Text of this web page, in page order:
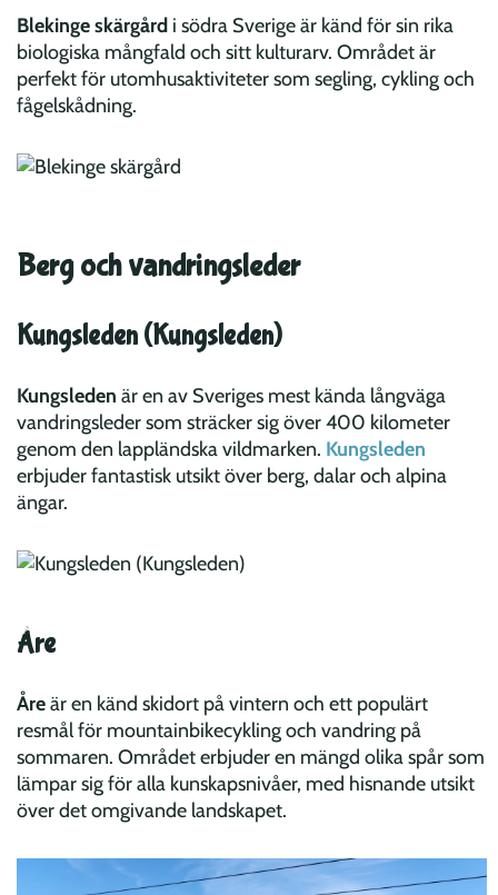
Blekinge skärgård i södra Sverige är känd för sin rika
biologiska mångfald och sitt kulturarv. Området är
perfekt för utomhusaktiviteter som segling, cykling och
fågelskådning.
Berg och vandringsleder
Kungsleden (Kungsleden)
Kungsleden är en av Sveriges mest kända långväga
vandringsleder som sträcker sig över 400 kilometer
genom den lappländska vildmarken. Kungsleden
erbjuder fantastisk utsikt över berg, dalar och alpina
ängar.
Åre
Åreär en känd skidort på vintern och ett populärt
resmål för mountainbikecykling och vandring på
sommaren. Området erbjuder en mängd olika spår som
lämpar sig för alla kunskapsnivåer, med hisnande utsikt
över det omgivande landskapet.